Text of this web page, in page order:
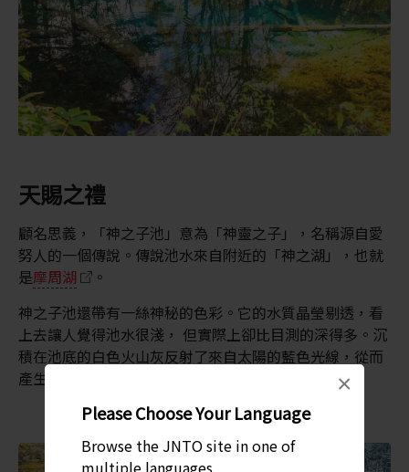
Please Choose Your Language
Browse the JNTO site in one of
multiple languages
×
天賜之禮
顧名思義，「神之子池」意為「神靈之子」，名稱源自愛
努人的一個傳說。傳說池水來自附近的「神之湖」，也就
是摩周湖
。
神之子池還帶有一絲神秘的色彩。它的水質晶瑩剔透，看
上去讓人覺得池水很淺， 但實際上卻比目測的深得多。沉
積在池底的白色火山灰反射了來自太陽的藍色光線，從而
產生了鮮明的色彩。